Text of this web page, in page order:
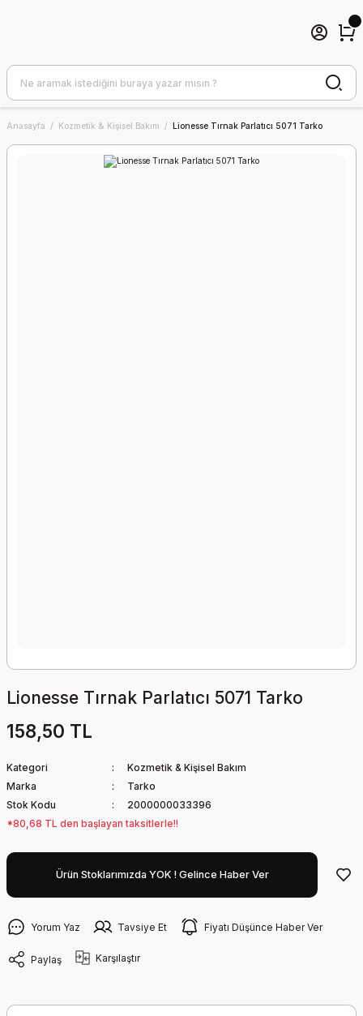
Anasayfa Kozmetik & Kişisel Bakım Lionesse Tırnak Parlatıcı 5071 Tarko
Lionesse Tırnak Parlatıcı 5071 Tarko
158,50 TL
Kategori
Kozmetik & Kişisel Bakım
Marka
Tarko
Stok Kodu
2000000033396
*80,68 TL den başlayan taksitlerle!!
Ürün Stoklarımızda YOK ! Gelince Haber Ver
Yorum Yaz Tavsiye Et Fiyatı Düşünce Haber Ver
Paylaş Karşılaştır